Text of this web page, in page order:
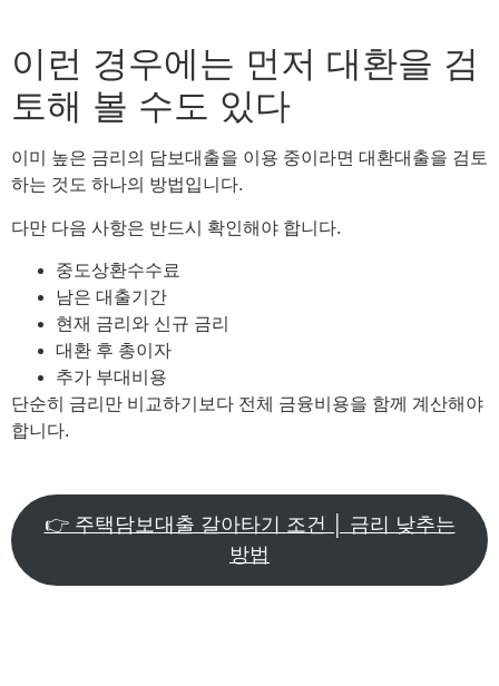
이런 경우에는 먼저 대환을 검
토해 볼 수도 있다
이미 높은 금리의 담보대출을 이용 중이라면 대환대출을 검토
하는 것도 하나의 방법입니다.
다만 다음 사항은 반드시 확인해야 합니다.
중도상환수수료
남은 대출기간
현재 금리와 신규 금리
대환 후 총이자
추가 부대비용
단순히 금리만 비교하기보다 전체 금융비용을 함께 계산해야
합니다.
👉 주택담보대출 갈아타기 조건 │ 금리 낮추는
방법